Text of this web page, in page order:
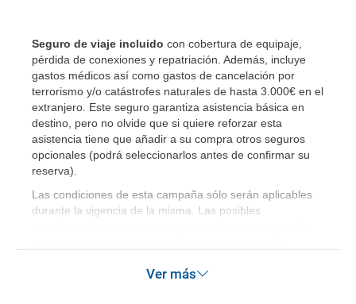
dirigirme?
¿Incluye algún seguro de viaje mi reserva?
¿Cuáles son las condiciones generales en las
reservas de viajes?
¿Cuáles son los impuestos de entrada y salida del
país si viajo a América?
Seguro de viaje incluido con cobertura de equipaje,
pérdida de conexiones y repatriación. Además, incluye
gastos médicos así como gastos de cancelación por
terrorismo y/o catástrofes naturales de hasta 3.000€ en el
extranjero. Este seguro garantiza asistencia básica en
destino, pero no olvide que si quiere reforzar esta
asistencia tiene que añadir a su compra otros seguros
opcionales (podrá seleccionarlos antes de confirmar su
reserva)
Las condiciones de esta campaña sólo serán aplicables
durante la vigencia de la misma. Las posibles
Ver más